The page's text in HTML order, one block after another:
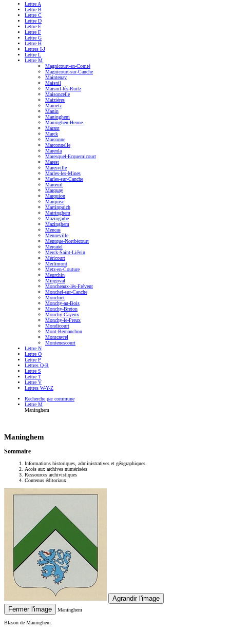
Lettre A
Lettre B
Lettre C
Lettre D
Lettre E
Lettre F
Lettre G
Lettre H
Lettres I-J
Lettre L
Lettre M
Magnicourt-en-Comté
Magnicourt-sur-Canche
Maintenay
Maisnil
Maisnil-lès-Ruitz
Maisoncelle
Maizières
Mametz
Manin
Maninghem
Maninghen-Henne
Marant
Marck
Marconne
Marconnelle
Marenla
Maresquel-Ecquemicourt
Marest
Maresville
Marles-les-Mines
Marles-sur-Canche
Marœuil
Marquay
Marquion
Marquise
Martinpuich
Matringhem
Mazingarbe
Mazinghem
Mencas
Menneville
Mentque-Nortbécourt
Mercatel
Merck-Saint-Liévin
Méricourt
Merlimont
Metz-en-Couture
Meurchin
Mingoval
Moncheaux-lès-Frévent
Monchel-sur-Canche
Monchiet
Monchy-au-Bois
Monchy-Breton
Monchy-Cayeux
Monchy-le-Preux
Mondicourt
Mont-Bernanchon
Montcavrel
Montenescourt
Lettre N
Lettre O
Lettre P
Lettres Q-R
Lettre S
Lettre T
Lettre V
Lettres W-Y-Z
Recherche par commune
Lettre M
Maninghem
Maninghem
Sommaire
Informations historiques, administratives et géographiques
Accès aux archives numérisées
Ressources archivistiques
Contenus éditoriaux
Agrandir l'image
Fermer l'image
Maninghem
Blason de Maninghem.